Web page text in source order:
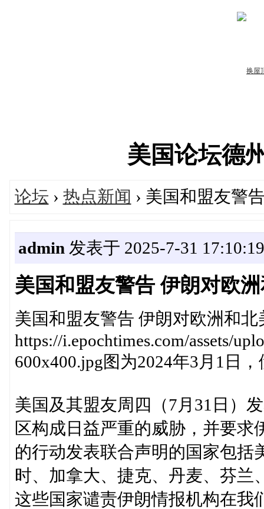
美国论坛德
论坛 › 热点新闻 › 美国和盟友警
admin 发表于 2025-7-31 17:10:19
美国和盟友警告 伊朗对欧
美国和盟友警告 伊朗对欧洲和北
https://i.epochtimes.com/assets/
600x400.jpg图为2024年3月1日
美国及其盟友周四（7月31日）
区构成日益严重的威胁，并要
的行动发表联合声明的国家包括
时、加拿大、捷克、丹麦、芬兰
这些国家谴责伊朗情报机构在我